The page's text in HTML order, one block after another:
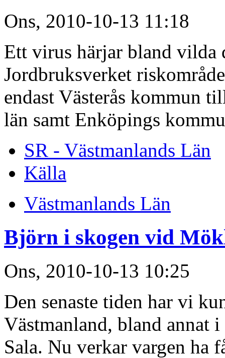
Ons, 2010-10-13 11:18
Ett virus härjar bland
Jordbruksverket
endast Västerås kommun
län samt Enköpings
SR - Västmanlands Län
Källa
Västmanlands Län
Björn i skogen vid
Ons, 2010-10-13 10:25
Den senaste tiden har vi
Västmanland, bland annat
Sala. Nu verkar vargen ha